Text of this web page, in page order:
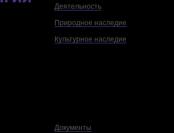
Деятельность
Природное наследие
Культурное наследие
Документы